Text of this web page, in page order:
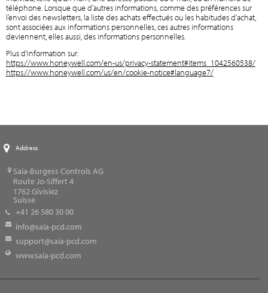
téléphone. Lorsque que d’autres informations, comme des préférences sur
l’envoi des newsletters, la liste des achats effectués ou les habitudes d’achat,
sont associées aux informations personnelles, ces autres informations
deviennent, elles aussi, des informations personnelles.
Plus d'information sur:
https://www.honeywell.com/en-us/privacy-statement#items_1042560538/
https://www.honeywell.com/us/en/cookie-notice#language7/
Address
Saia-Burgess Controls AG
Route Jo-Siffert 4
1762Givisiez
Suisse
+41 26 580 30 00
info@saia-pcd.com
support@saia-pcd.com
www.saia-pcd.com